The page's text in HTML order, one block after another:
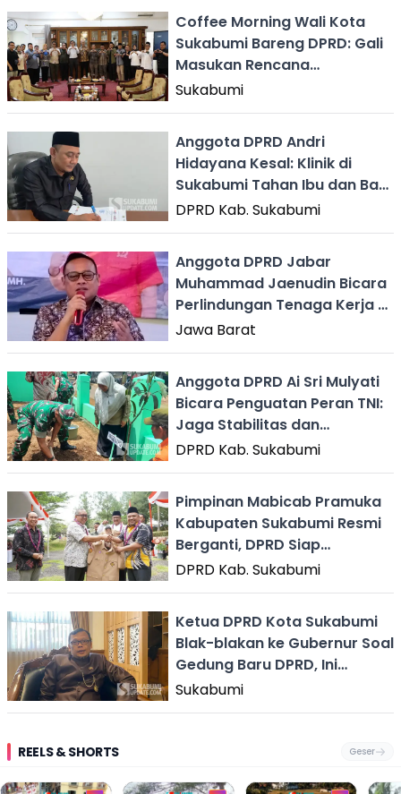
Coffee Morning Wali Kota
Sukabumi Bareng DPRD: Gali
Masukan Rencana
Pembangunan
Sukabumi
Anggota DPRD Andri
Hidayana Kesal: Klinik di
Sukabumi Tahan Ibu dan Bayi
karena Tak Mampu Bayar
Rp15 Juta
DPRD Kab. Sukabumi
Anggota DPRD Jabar
Muhammad Jaenudin Bicara
Perlindungan Tenaga Kerja di
Sukabumi
Jawa Barat
Anggota DPRD Ai Sri Mulyati
Bicara Penguatan Peran TNI:
Jaga Stabilitas dan
Ketahanan Nasional
DPRD Kab. Sukabumi
Pimpinan Mabicab Pramuka
Kabupaten Sukabumi Resmi
Berganti, DPRD Siap
Bersinergi
DPRD Kab. Sukabumi
Ketua DPRD Kota Sukabumi
Blak-blakan ke Gubernur Soal
Gedung Baru DPRD, Ini
Jawabannya!
Sukabumi
REELS & SHORTS Geser